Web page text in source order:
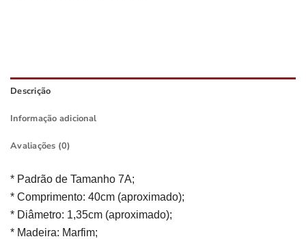
Descrição
Informação adicional
Avaliações (0)
* Padrão de Tamanho 7A;
* Comprimento: 40cm (aproximado);
* Diâmetro: 1,35cm (aproximado);
* Madeira: Marfim;